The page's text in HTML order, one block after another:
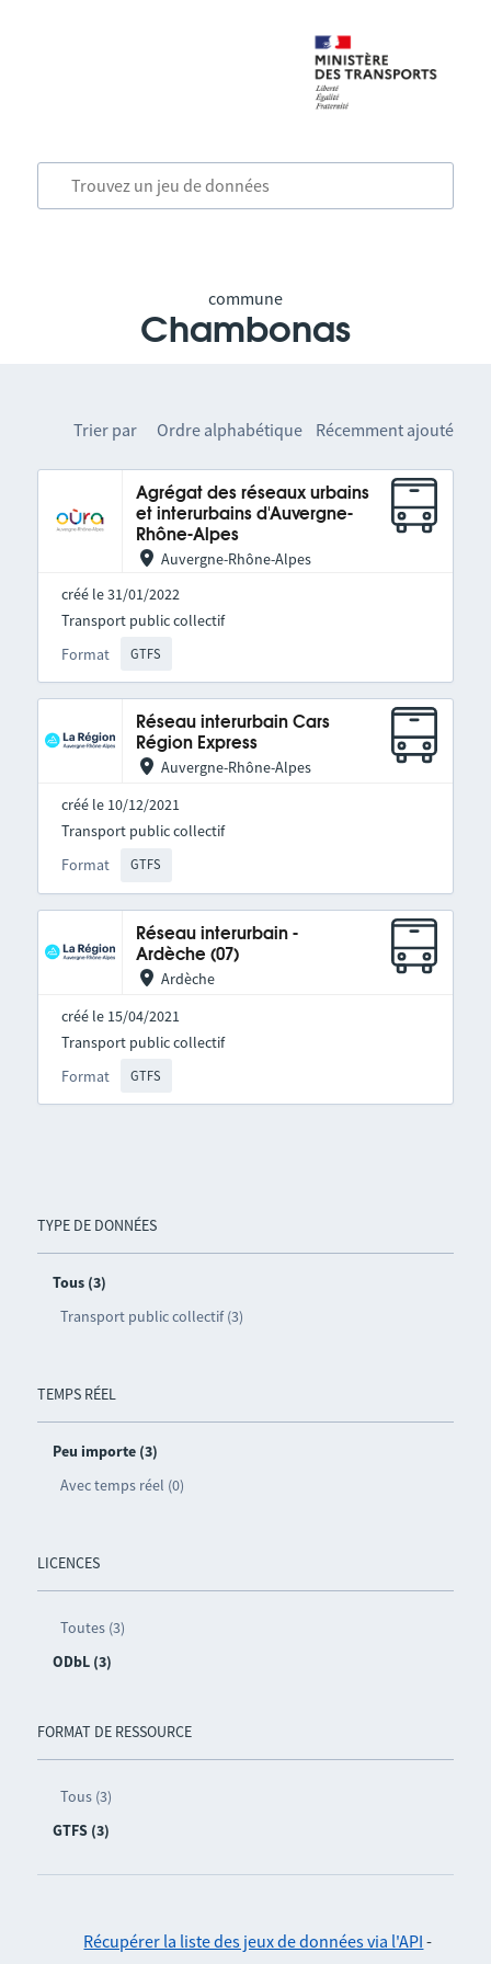
commune
Chambonas
TYPE DE DONNÉES
Tous (3)
Transport public collectif (3)
TEMPS RÉEL
Peu importe (3)
Avec temps réel (0)
LICENCES
Toutes (3)
ODbL (3)
FORMAT DE RESSOURCE
Tous (3)
GTFS (3)
Trier par Ordre alphabétique Récemment ajouté
Agrégat des réseaux urbains
et interurbains d'Auvergne-
Rhône-Alpes
Auvergne-Rhône-Alpes
créé le 31/01/2022
Format GTFS
Transport public collectif
Réseau interurbain Cars
Région Express
Auvergne-Rhône-Alpes
créé le 10/12/2021
Format GTFS
Transport public collectif
Réseau interurbain -
Ardèche (07)
Ardèche
créé le 15/04/2021
Format GTFS
Transport public collectif
Récupérer la liste des jeux de données via l'API -